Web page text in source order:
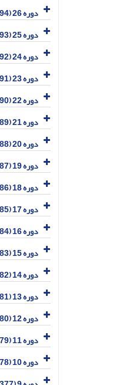
دوره 26 (1394)
دوره 25 (1393)
دوره 24 (1392)
دوره 23 (1391)
دوره 22 (1390)
دوره 21 (1389)
دوره 20 (1388)
دوره 19 (1387)
دوره 18 (1386)
دوره 17 (1385)
دوره 16 (1384)
دوره 15 (1383)
دوره 14 (1382)
دوره 13 (1381)
دوره 12 (1380)
دوره 11 (1379)
دوره 10 (1378)